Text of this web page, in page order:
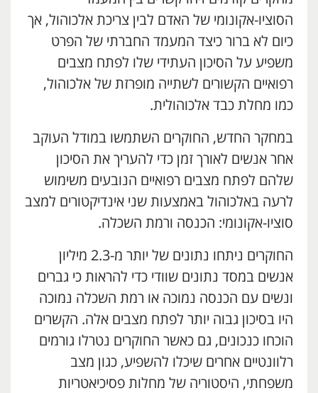
הסוציו-אקונומי של האדם לבין צריכת אלכוהול, אך
כיום לא ברור כיצד המעמד החברתי של הפרט
משפיע על הסיכון העתידי שלו לפתח מצבים
רפואיים הקשורים לשתייה מופרזת של אלכוהול,
כמו מחלת כבד אלכוהולית.
במחקר החדש, החוקרים השתמשו במודל העוקב
אחר אנשים לאורך זמן כדי להעריך את הסיכון
שלהם לפתח מצבים רפואיים הנובעים משימוש
לרעה באלכוהול באמצעות שני אינדיקטורים למצב
סוציו-אקונומי: הכנסה ורמת השכלה.
החוקרים ניתחו נתונים של יותר מ-2.3 מיליון
אנשים במסד נתונים שוודי כדי להראות כי גברים
ונשים עם הכנסה נמוכה או רמת השכלה נמוכה
היו בסיכון גבוה יותר לפתח מצבים אלה. הקשרים
הוכחו כנכונים, גם כאשר החוקרים נטרלו גורמים
רלוונטיים אחרים שיכלו להשפיע, כגון מצב
משפחתי, היסטוריה של מחלות פסיכיאטריות